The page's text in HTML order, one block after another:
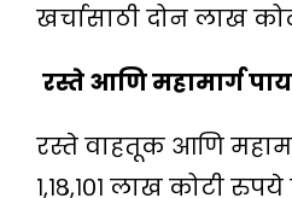
खर्चासाठी दोन लाख
रस्ते आणि महामार्ग
रस्ते वाहतूक आणि
१,१८,१०१ लाख कोटी